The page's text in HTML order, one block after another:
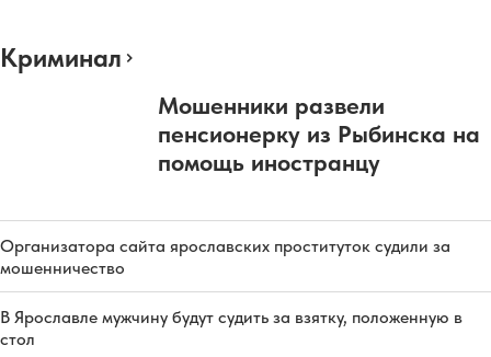
Криминал
Мошенники развели
пенсионерку из Рыбинска на
помощь иностранцу
Организатора сайта ярославских проституток судили за
мошенничество
В Ярославле мужчину будут судить за взятку, положенную в
стол